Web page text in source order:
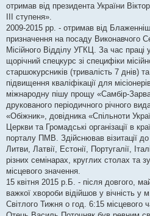
отримав від президента України
ІІІ ступеня».
2009-2015 рр. - отримав від
призначення на посаду Виконавчого
Місійного Відділу УГКЦ. За час праці
щорічний спецкурс зі специфіки
старшокурсників (тривалість 7 днів)
підвищення кваліфікації для
міжнародну пішу прощу «Самбір-
друкованого періодичного річного
«Обіжник», довідника «Спільноти
Церкви та Громадські організації в
порталу ПМВ. Здійснював візитації до
Литви, Латвії, Естонії, Португалії,
різних семінарах, круглих столах та
місцевого значення.
15 квітня 2015 р.Б. - після довгого,
важкої хвороби відійшов у вічність у
Світлого Тижня о год. 6:15 місцевого